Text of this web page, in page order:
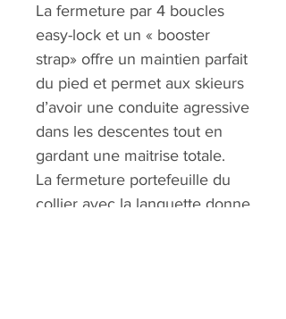
La fermeture par 4 boucles
easy-lock et un « booster
strap» offre un maintien parfait
du pied et permet aux skieurs
d’avoir une conduite agressive
dans les descentes tout en
gardant une maitrise totale.
La fermeture portefeuille du
collier avec la languette donne